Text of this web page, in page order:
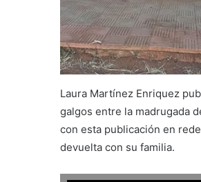
Laura Martínez Enriquez
galgos entre la madrugada
con esta publicación en
devuelta con su familia.